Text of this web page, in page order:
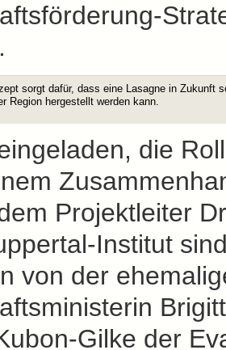
sorgt dafür, dass eine Lasagne in Zukunft
Region hergestellt werden kann.
die
Projektleiter
Institut
von der
Gilke der